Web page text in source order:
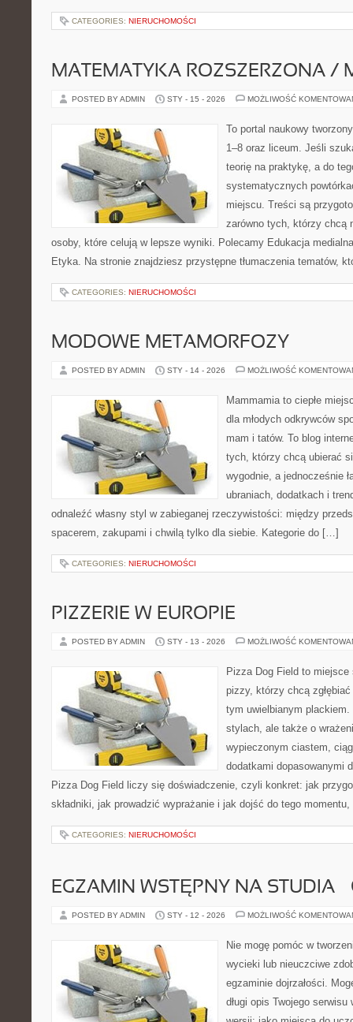
CATEGORIES: NIERUCHOMOŚCI
MATEMATYKA ROZSZERZONA /
POSTED BY ADMIN STY - 15 - 2026 MOŻLIWOŚĆ
To portal naukowy
1–8 oraz liceum. Jeśli
teorię na praktykę, a do
systematycznych
miejscu. Treści są
zarówno tych, którzy chcą
osoby, które celują w lepsze wyniki. Polecamy Edukacja
Etyka. Na stronie znajdziesz przystępne tłumaczenia tematów,
CATEGORIES: NIERUCHOMOŚCI
MODOWE METAMORFOZY
POSTED BY ADMIN STY - 14 - 2026 MOŻLIWOŚĆ
Mammamia to ciepłe
dla młodych odkrywców
mam i tatów. To blog
tych, którzy chcą ubierać
wygodnie, a jednocześnie
ubraniach, dodatkach i
odnaleźć własny styl w zabieganej rzeczywistości: między
spacerem, zakupami i chwilą tylko dla siebie. Kategorie do […]
CATEGORIES: NIERUCHOMOŚCI
PIZZERIE W EUROPIE
POSTED BY ADMIN STY - 13 - 2026 MOŻLIWOŚĆ
Pizza Dog Field to miejsce
pizzy, którzy chcą
tym uwielbianym
stylach, ale także o
wypieczonym ciastem,
dodatkami dopasowanymi
Pizza Dog Field liczy się doświadczenie, czyli konkret: jak
składniki, jak prowadzić wyprażanie i jak dojść do tego
CATEGORIES: NIERUCHOMOŚCI
EGZAMIN WSTĘPNY NA STUDIA –
POSTED BY ADMIN STY - 12 - 2026 MOŻLIWOŚĆ
Nie mogę pomóc w
wycieki lub nieuczciwe
egzaminie dojrzałości.
długi opis Twojego